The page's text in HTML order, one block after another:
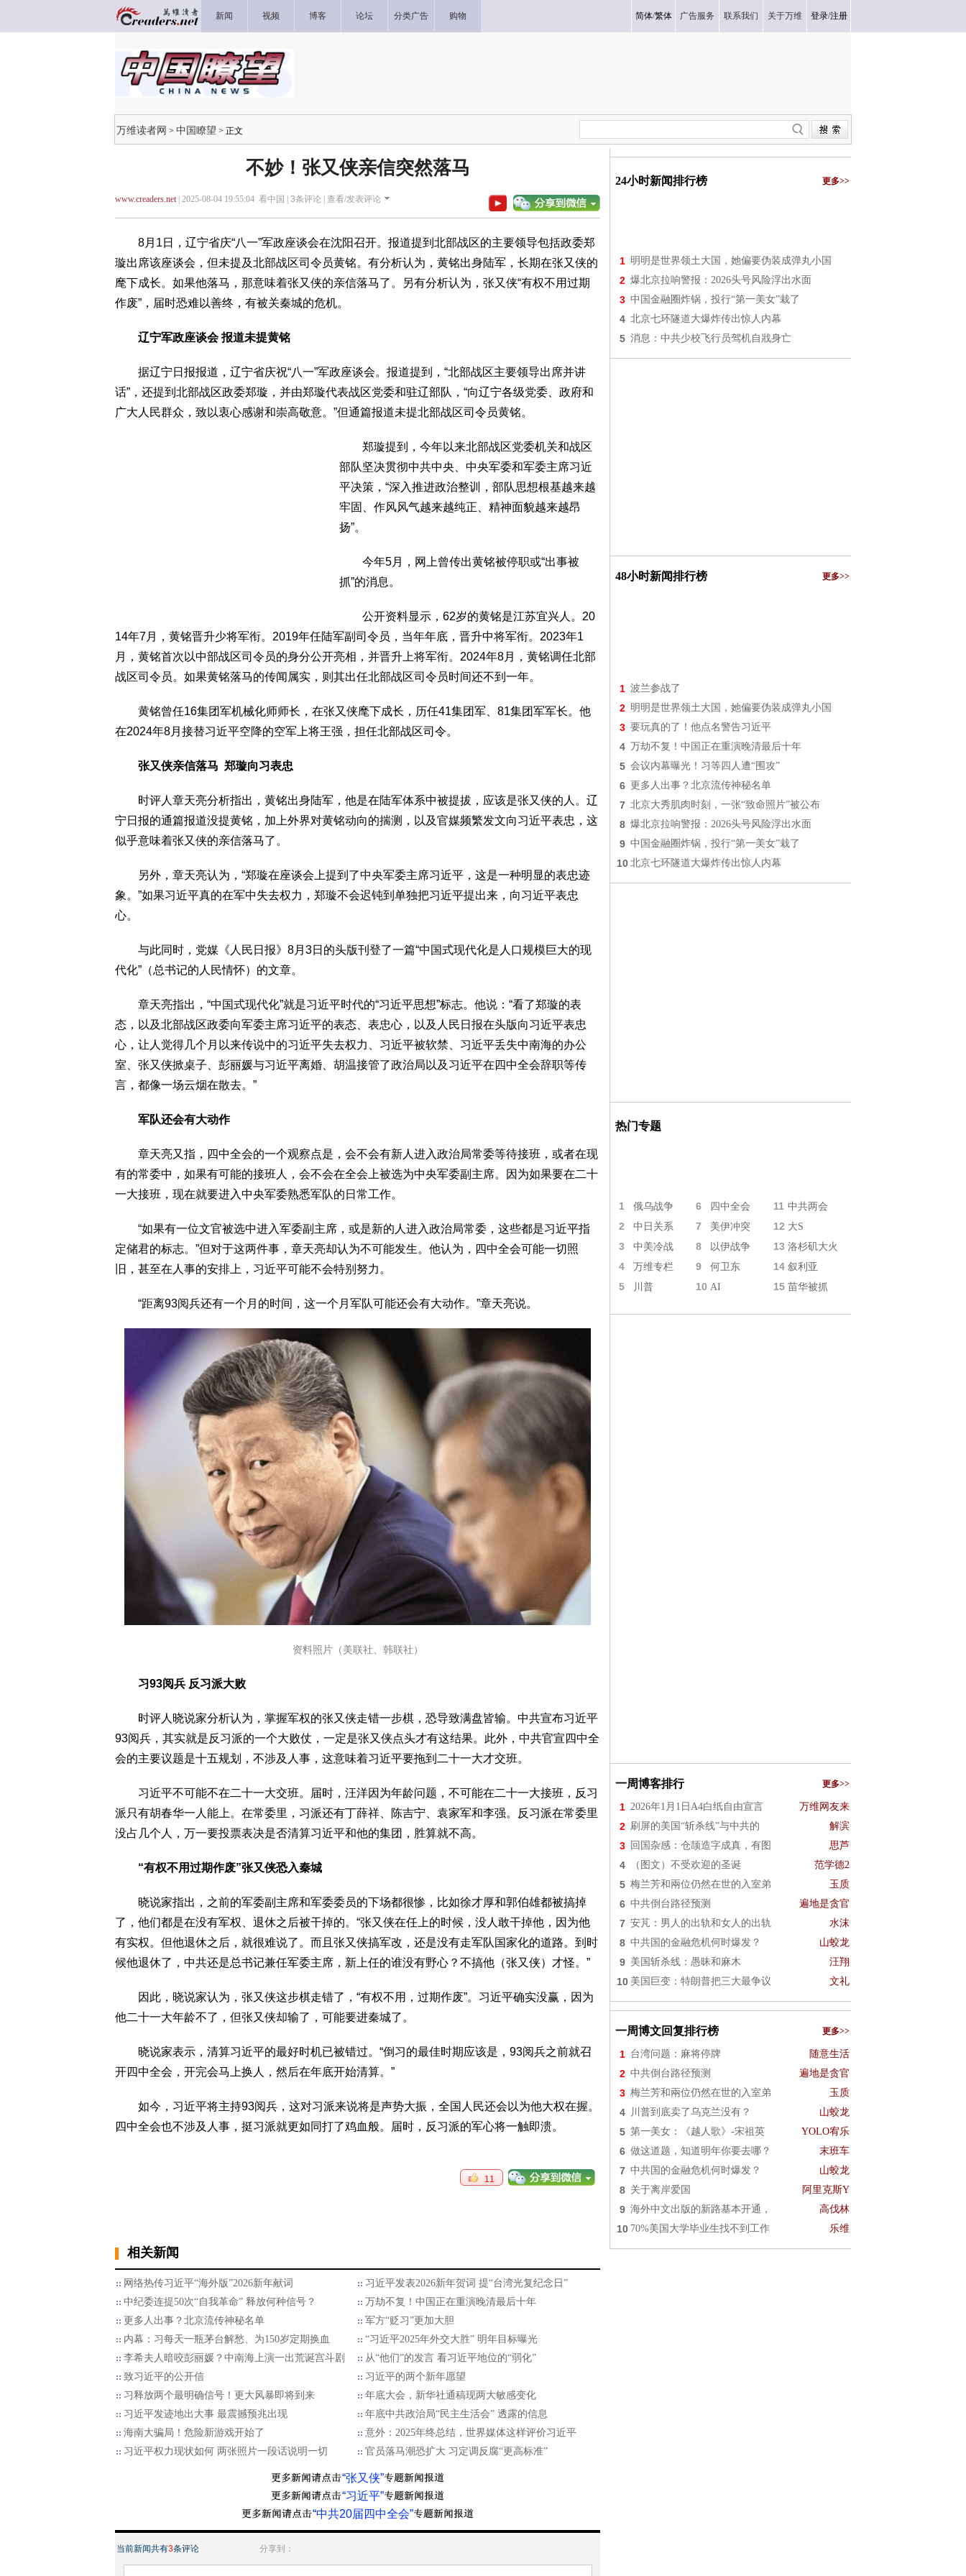
新闻 视频 博客 论坛 分类广告 购物 简体/繁体 广告服务 联系我们 关于万维 登录/注册
万维读者网 > 中国瞭望 > 正文
不妙！张又侠亲信突然落马
www.creaders.net| 2025-08-04 19:55:04 看中国 | 3条评论 | 查看/发表评论
8月1日，辽宁省庆“八一”军政座谈会在沈阳召开。报道提到北部战区的主要领导包括政委郑
璇出席该座谈会，但未提及北部战区司令员黄铭。有分析认为，黄铭出身陆军，长期在张又侠的
麾下成长。如果他落马，那意味着张又侠的亲信落马了。另有分析认为，张又侠“有权不用过期
作废”，届时恐难以善终，有被关秦城的危机。
辽宁军政座谈会 报道未提黄铭
据辽宁日报报道，辽宁省庆祝“八一”军政座谈会。报道提到，“北部战区主要领导出席并讲
话”，还提到北部战区政委郑璇，并由郑璇代表战区党委和驻辽部队，“向辽宁各级党委、政府和
广大人民群众，致以衷心感谢和崇高敬意。”但通篇报道未提北部战区司令员黄铭。
郑璇提到，今年以来北部战区党委机关和战区
部队坚决贯彻中共中央、中央军委和军委主席习近
平决策，“深入推进政治整训，部队思想根基越来越
牢固、作风风气越来越纯正、精神面貌越来越昂
扬”。
今年5月，网上曾传出黄铭被停职或“出事被
抓”的消息。
公开资料显示，62岁的黄铭是江苏宜兴人。20
14年7月，黄铭晋升少将军衔。2019年任陆军副司令员，当年年底，晋升中将军衔。2023年1
月，黄铭首次以中部战区司令员的身分公开亮相，并晋升上将军衔。2024年8月，黄铭调任北部
战区司令员。如果黄铭落马的传闻属实，则其出任北部战区司令员时间还不到一年。
黄铭曾任16集团军机械化师师长，在张又侠麾下成长，历任41集团军、81集团军军长。他
在2024年8月接替习近平空降的空军上将王强，担任北部战区司令。
张又侠亲信落马 郑璇向习表忠
时评人章天亮分析指出，黄铭出身陆军，他是在陆军体系中被提拔，应该是张又侠的人。辽
宁日报的通篇报道没提黄铭，加上外界对黄铭动向的揣测，以及官媒频繁发文向习近平表忠，这
似乎意味着张又侠的亲信落马了。
另外，章天亮认为，“郑璇在座谈会上提到了中央军委主席习近平，这是一种明显的表忠迹
象。”如果习近平真的在军中失去权力，郑璇不会迟钝到单独把习近平提出来，向习近平表忠
心。
与此同时，党媒《人民日报》8月3日的头版刊登了一篇“中国式现代化是人口规模巨大的现
代化”（总书记的人民情怀）的文章。
章天亮指出，“中国式现代化”就是习近平时代的“习近平思想”标志。他说：“看了郑璇的表
态，以及北部战区政委向军委主席习近平的表态、表忠心，以及人民日报在头版向习近平表忠
心，让人觉得几个月以来传说中的习近平失去权力、习近平被软禁、习近平丢失中南海的办公
室、张又侠掀桌子、彭丽媛与习近平离婚、胡温接管了政治局以及习近平在四中全会辞职等传
言，都像一场云烟在散去。”
军队还会有大动作
章天亮又指，四中全会的一个观察点是，会不会有新人进入政治局常委等待接班，或者在现
有的常委中，如果有可能的接班人，会不会在全会上被选为中央军委副主席。因为如果要在二十
一大接班，现在就要进入中央军委熟悉军队的日常工作。
“如果有一位文官被选中进入军委副主席，或是新的人进入政治局常委，这些都是习近平指
定储君的标志。”但对于这两件事，章天亮却认为不可能发生。他认为，四中全会可能一切照
旧，甚至在人事的安排上，习近平可能不会特别努力。
“距离93阅兵还有一个月的时间，这一个月军队可能还会有大动作。”章天亮说。
资料照片（美联社、韩联社）
习93阅兵 反习派大败
时评人晓说家分析认为，掌握军权的张又侠走错一步棋，恐导致满盘皆输。中共宣布习近平
93阅兵，其实就是反习派的一个大败仗，一定是张又侠点头才有这结果。此外，中共官宣四中全
会的主要议题是十五规划，不涉及人事，这意味着习近平要拖到二十一大才交班。
习近平不可能不在二十一大交班。届时，汪洋因为年龄问题，不可能在二十一大接班，反习
派只有胡春华一人能上。在常委里，习派还有丁薛祥、陈吉宁、袁家军和李强。反习派在常委里
没占几个人，万一要投票表决是否清算习近平和他的集团，胜算就不高。
“有权不用过期作废”张又侠恐入秦城
晓说家指出，之前的军委副主席和军委委员的下场都很惨，比如徐才厚和郭伯雄都被搞掉
了，他们都是在没有军权、退休之后被干掉的。“张又侠在任上的时候，没人敢干掉他，因为他
有实权。但他退休之后，就很难说了。而且张又侠搞军改，还是没有走军队国家化的道路。到时
候他退休了，中共还是总书记兼任军委主席，新上任的谁没有野心？不搞他（张又侠）才怪。”
因此，晓说家认为，张又侠这步棋走错了，“有权不用，过期作废”。习近平确实没赢，因为
他二十一大年龄不了，但张又侠却输了，可能要进秦城了。
晓说家表示，清算习近平的最好时机已被错过。“倒习的最佳时期应该是，93阅兵之前就召
开四中全会，开完会马上换人，然后在年底开始清算。”
如今，习近平将主持93阅兵，这对习派来说将是声势大振，全国人民还会以为他大权在握。
四中全会也不涉及人事，挺习派就更如同打了鸡血般。届时，反习派的军心将一触即溃。
11
相关新闻
网络热传习近平“海外版”2026新年献词
习近平发表2026新年贺词 提“台湾光复纪念日”
中纪委连提50次“自我革命” 释放何种信号？
万劫不复！中国正在重演晚清最后十年
更多人出事？北京流传神秘名单
军方“贬习”更加大胆
内幕：习每天一瓶茅台解愁、为150岁定期换血
“习近平2025年外交大胜” 明年目标曝光
李希夫人暗咬彭丽媛？中南海上演一出荒诞宫斗剧
从“他们”的发言 看习近平地位的“弱化”
致习近平的公开信
习近平的两个新年愿望
习释放两个最明确信号！更大风暴即将到来
年底大会，新华社通稿现两大敏感变化
习近平发迹地出大事 最震撼预兆出现
年底中共政治局“民主生活会” 透露的信息
海南大骗局！危险新游戏开始了
意外：2025年终总结，世界媒体这样评价习近平
习近平权力现状如何 两张照片一段话说明一切
官员落马潮恐扩大 习定调反腐“更高标准”
“张又侠”
“习近平”
“中共20届四中全会”
当前新闻共有3条评论 分享到：
24小时新闻排行榜 更多>>
1 明明是世界领土大国，她偏要伪装成弹丸小国
2 爆北京拉响警报：2026头号风险浮出水面
3 中国金融圈炸锅，投行“第一美女”栽了
4 北京七环隧道大爆炸传出惊人内幕
5 消息：中共少校飞行员驾机自戕身亡
48小时新闻排行榜 更多>>
1 波兰参战了
2 明明是世界领土大国，她偏要伪装成弹丸小国
3 要玩真的了！他点名警告习近平
4 万劫不复！中国正在重演晚清最后十年
5 会议内幕曝光！习等四人遭“围攻”
6 更多人出事？北京流传神秘名单
7 北京大秀肌肉时刻，一张“致命照片”被公布
8 爆北京拉响警报：2026头号风险浮出水面
9 中国金融圈炸锅，投行“第一美女”栽了
10 北京七环隧道大爆炸传出惊人内幕
热门专题
1 俄乌战争 6 四中全会 11 中共两会
2 中日关系 7 美伊冲突 12 大S
3 中美冷战 8 以伊战争 13 洛杉矶大火
4 万维专栏 9 何卫东 14 叙利亚
5 川普 10 AI 15 苗华被抓
一周博客排行 更多>>
1 2026年1月1日A4白纸自由宣言 万维网友来
2 刷屏的美国“斩杀线”与中共的 解滨
3 回国杂感：仓颉造字成真，有图 思芦
4 （图文）不受欢迎的圣诞 范学德2
5 梅兰芳和兩位仍然在世的入室弟 玉质
6 中共倒台路径预测 遍地是贪官
7 安芃：男人的出轨和女人的出轨 水沫
8 中共国的金融危机何时爆发？ 山蛟龙
9 美国斩杀线：愚昧和麻木 汪翔
10 美国巨变：特朗普把三大最争议 文礼
一周博文回复排行榜 更多>>
1 台湾问题：麻将停牌 随意生活
2 中共倒台路径预测 遍地是贪官
3 梅兰芳和兩位仍然在世的入室弟 玉质
4 川普到底卖了乌克兰没有？ 山蛟龙
5 第一美女：《越人歌》-宋祖英 YOLO宥乐
6 做这道题，知道明年你要去哪？ 末班车
7 中共国的金融危机何时爆发？ 山蛟龙
8 关于离岸爱国 阿里克斯Y
9 海外中文出版的新路基本开通， 高伐林
10 70%美国大学毕业生找不到工作 乐维